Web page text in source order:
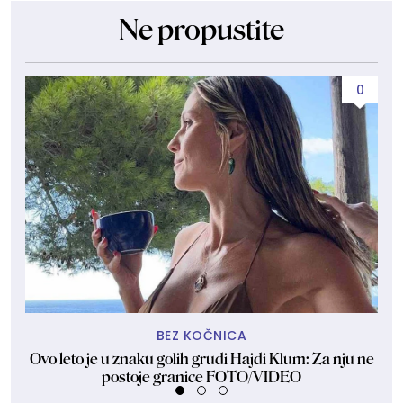
Ne propustite
0
BEZ KOČNICA
Ovo leto je u znaku golih grudi Hajdi Klum: Za nju ne
postoje granice FOTO/VIDEO